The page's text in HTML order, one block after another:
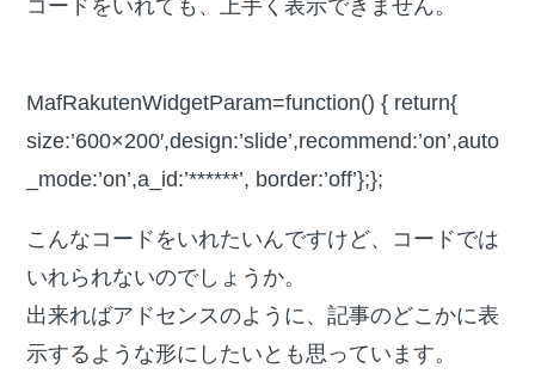
コードをいれても、上手く表示できません。
MafRakutenWidgetParam=function() { return{
size:’600×200′,design:’slide’,recommend:’on’,auto
_mode:’on’,a_id:’******’, border:’off’};};
こんなコードをいれたいんですけど、コードでは
いれられないのでしょうか。
出来ればアドセンスのように、記事のどこかに表
示するような形にしたいとも思っています。